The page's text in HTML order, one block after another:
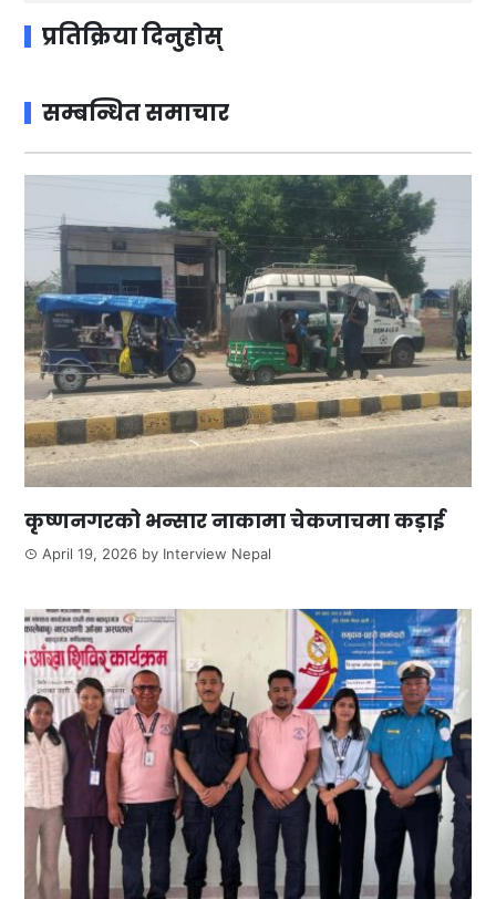
प्रतिक्रिया दिनुहोस्
सम्बन्धित समाचार
कृष्णनगरको भन्सार नाकामा चेकजाचमा कड़ाई
April 19, 2026 by Interview Nepal